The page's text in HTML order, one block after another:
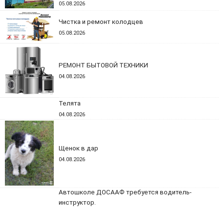
05.08.2026
Чистка и ремонт колодцев
05.08.2026
РЕМОНТ БЫТОВОЙ ТЕХНИКИ
04.08.2026
Телята
04.08.2026
Щенок в дар
04.08.2026
Автошколе ДОСААФ требуется водитель-
инструктор.